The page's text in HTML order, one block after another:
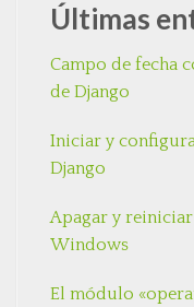
Últimas
Campo de fecha
de Django
Iniciar y
Django
Apagar y
Windows
El módulo